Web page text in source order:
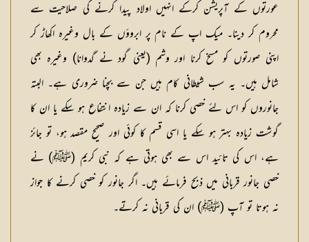
عورتوں کے آپریشن کرکے انہیں اولاد پیدا کرنے کی صلاحیت سے
محروم کر دینا۔ میک اپ کے نام پر ابروؤں کے بال وغیرہ اکھاڑ کر
اپنی صورتوں کو مسخ کرنا اور وشم (یعنی گود نے گدوانا) وغیرہ بھی
شامل ہیں۔ یہ سب شیطانی کام ہیں جن سے بچنا ضروری ہے۔ البتہ
جانوروں کو اس لئے خصی کرنا کہ ان سے زیادہ انتفاع ہو سکے یا ان کا
گوشت زیادہ بہتر ہو سکے یا اسی قسم کا کوئی اور صحیح مقصد ہو، تو جائز
ہے، اس کی تائید اس سے بھی ہوتی ہے کہ نبی کریم (ﷺ) نے
خصی جانور قربانی میں ذبح فرمائے ہیں۔ اگر جانور کو خصی کرنے کا جواز
نہ ہوتا تو آپ (ﷺ) ان کی قربانی نہ کرتے۔